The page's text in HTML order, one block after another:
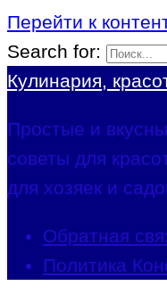
Перейти к
Search for:
Кулинария,
Простые и
советы для
для хозяек и
Обратная
Политика